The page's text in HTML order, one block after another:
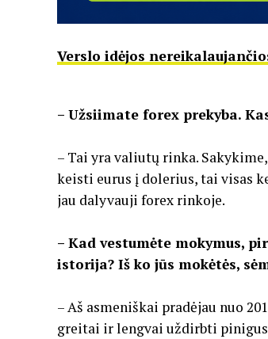
Verslo idėjos
– Užsiimate forex prekyba.
– Tai yra valiutų rinka.
keisti eurus į dolerius, tai visas
jau dalyvauji forex rinkoje.
– Kad vestumėte mokymus,
istorija? Iš ko jūs mokėtės,
– Aš asmeniškai pradėjau nuo
greitai ir lengvai uždirbti